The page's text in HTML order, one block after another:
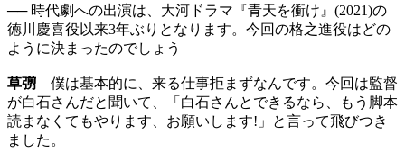
── 時代劇への出演は、大河ドラマ『青天を衝け』(2021)の
徳川慶喜役以来3年ぶりとなります。今回の格之進役はどの
ように決まったのでしょう
草彅 僕は基本的に、来る仕事拒まずなんです。今回は監督
が白石さんだと聞いて、「白石さんとできるなら、もう脚本
読まなくてもやります、お願いします!」と言って飛びつき
ました。